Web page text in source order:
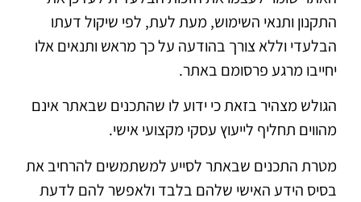
התקנון ותנאי השימוש, מעת לעת, לפי שיקול דעתו
הבלעדי וללא צורך בהודעה על כך מראש ותנאים אלו
יחייבו מרגע פרסומם באתר.
הגולש מצהיר בזאת כי ידוע לו שהתכנים שבאתר אינם
מהווים תחליף לייעוץ עסקי מקצועי אישי.
מטרת התכנים שבאתר לסייע למשתמשים להרחיב את
בסיס הידע האישי שלהם בלבד ולאפשר להם לדעת